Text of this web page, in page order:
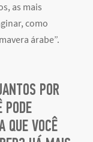
as mais
como
árabe”.
POR
PODE
QUE VOCÊ